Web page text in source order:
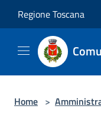
Regione Toscana
Home >